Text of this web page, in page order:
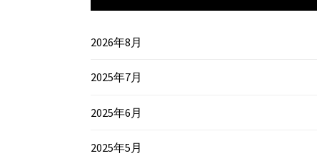
2026年8月
2025年7月
2025年6月
2025年5月